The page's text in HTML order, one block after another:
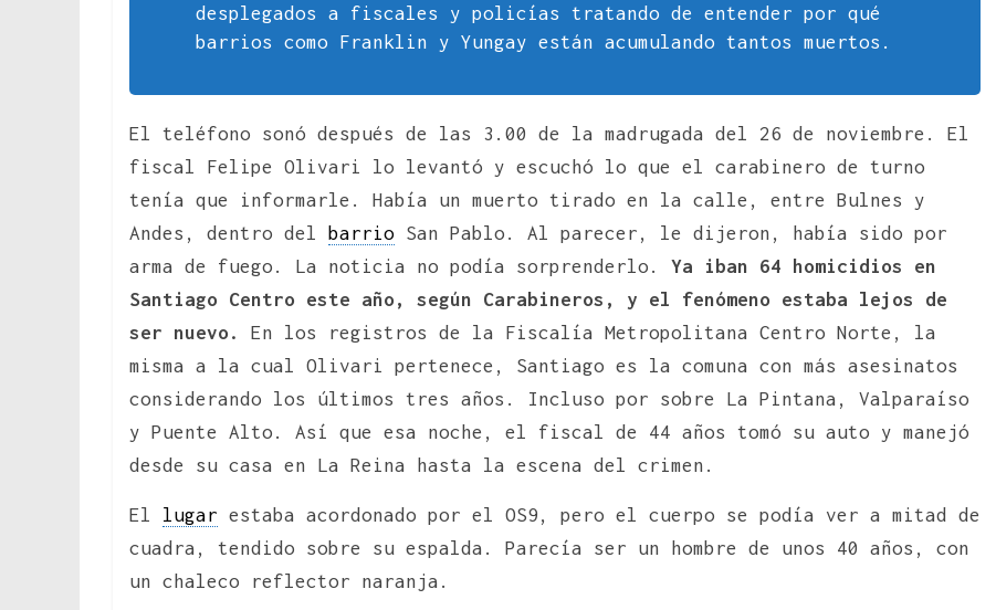
desplegados a fiscales y policías tratando de entender por qué
barrios como Franklin y Yungay están acumulando tantos muertos.
El teléfono sonó después de las 3.00 de la madrugada del 26 de noviembre. El
fiscal Felipe Olivari lo levantó y escuchó lo que el carabinero de turno
tenía que informarle. Había un muerto tirado en la calle, entre Bulnes y
Andes, dentro del barrio San Pablo. Al parecer, le dijeron, había sido por
arma de fuego. La noticia no podía sorprenderlo.
Ya iban 64 homicidios en
Santiago Centro este año, según Carabineros, y el fenómeno estaba lejos de
ser nuevo.
En los registros de la Fiscalía Metropolitana Centro Norte, la
misma a la cual Olivari pertenece, Santiago es la comuna con más asesinatos
considerando los últimos tres años. Incluso por sobre La Pintana, Valparaíso
y Puente Alto. Así que esa noche, el fiscal de 44 años tomó su auto y manejó
desde su casa en La Reina hasta la escena del crimen.
El lugar estaba acordonado por el OS9, pero el cuerpo se podía ver a mitad de
cuadra, tendido sobre su espalda. Parecía ser un hombre de unos 40 años, con
un chaleco reflector naranja.